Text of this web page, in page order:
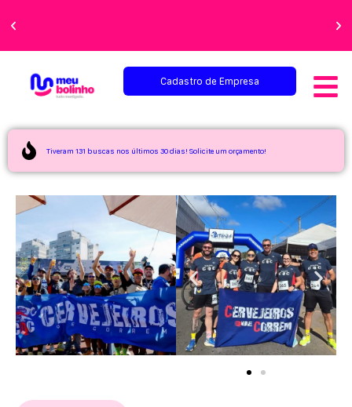
perfeita!
Cadastro de Empresa
Tiveram 131 buscas nos últimos 30 dias! Solicite um orçamento!